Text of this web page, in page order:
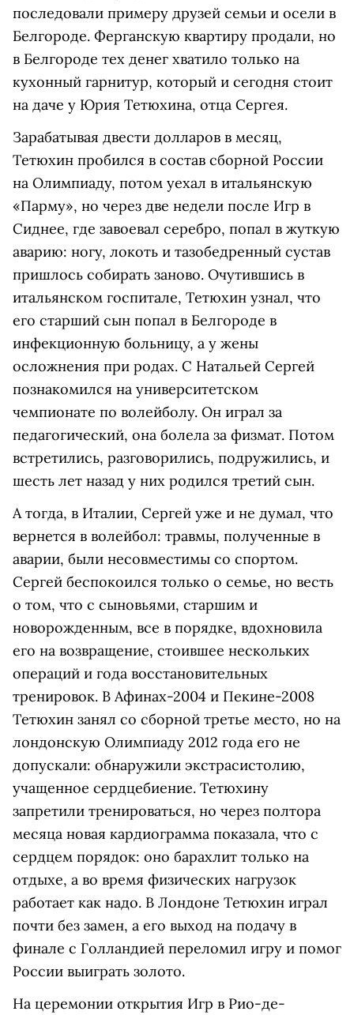
последовали примеру друзей семьи и осели в
Белгороде. Ферганскую квартиру продали, но
в Белгороде тех денег хватило только на
кухонный гарнитур, который и сегодня стоит
на даче у Юрия Тетюхина, отца Сергея.
Зарабатывая двести долларов в месяц,
Тетюхин пробился в состав сборной России
на Олимпиаду, потом уехал в итальянскую
«Парму», но через две недели после Игр в
Сиднее, где завоевал серебро, попал в жуткую
аварию: ногу, локоть и тазобедренный сустав
пришлось собирать заново. Очутившись в
итальянском госпитале, Тетюхин узнал, что
его старший сын попал в Белгороде в
инфекционную больницу, а у жены
осложнения при родах. С Натальей Сергей
познакомился на университетском
чемпионате по волейболу. Он играл за
педагогический, она болела за физмат. Потом
встретились, разговорились, подружились, и
шесть лет назад у них родился третий сын.
А тогда, в Италии, Сергей уже и не думал, что
вернется в волейбол: травмы, полученные в
аварии, были несовместимы со спортом.
Сергей беспокоился только о семье, но весть
о том, что с сыновьями, старшим и
новорожденным, все в порядке, вдохновила
его на возвращение, стоившее нескольких
операций и года восстановительных
тренировок. В Афинах-2004 и Пекине-2008
Тетюхин занял со сборной третье место, но на
лондонскую Олимпиаду 2012 года его не
допускали: обнаружили экстрасистолию,
учащенное сердцебиение. Тетюхину
запретили тренироваться, но через полтора
месяца новая кардиограмма показала, что с
сердцем порядок: оно барахлит только на
отдыхе, а во время физических нагрузок
работает как надо. В Лондоне Тетюхин играл
почти без замен, а его выход на подачу в
финале с Голландией переломил игру и помог
России выиграть золото.
На церемонии открытия Игр в Рио-де-